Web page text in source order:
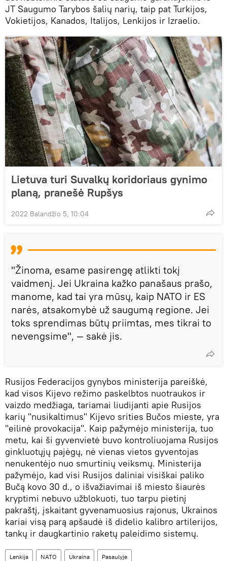
JT Saugumo Tarybos šalių narių, taip pat Turkijos,
Vokietijos, Kanados, Italijos, Lenkijos ir Izraelio.
Lietuva turi Suvalkų koridoriaus gynimo
planą, pranešė Rupšys
2022 Balandžio 5, 10:04
"Žinoma, esame pasirengę atlikti tokį
vaidmenį. Jei Ukraina kažko panašaus prašo,
manome, kad tai yra mūsų, kaip NATO ir ES
narės, atsakomybė už saugumą regione. Jei
toks sprendimas būtų priimtas, mes tikrai to
nevengsime", — sakė jis.
Rusijos Federacijos gynybos ministerija pareiškė,
kad visos Kijevo režimo paskelbtos nuotraukos ir
vaizdo medžiaga, tariamai liudijanti apie Rusijos
karių "nusikaltimus" Kijevo srities Bučos mieste, yra
"eilinė provokacija". Kaip pažymėjo ministerija, tuo
metu, kai ši gyvenvietė buvo kontroliuojama Rusijos
ginkluotųjų pajėgų, nė vienas vietos gyventojas
nenukentėjo nuo smurtinių veiksmų. Ministerija
pažymėjo, kad visi Rusijos daliniai visiškai paliko
Bučą kovo 30 d., o išvažiavimai iš miesto šiaurės
kryptimi nebuvo užblokuoti, tuo tarpu pietinį
pakraštį, įskaitant gyvenamuosius rajonus, Ukrainos
kariai visą parą apšaudė iš didelio kalibro artilerijos,
tankų ir daugkartinio raketų paleidimo sistemų.
Lenkija NATO Ukraina Pasaulyje